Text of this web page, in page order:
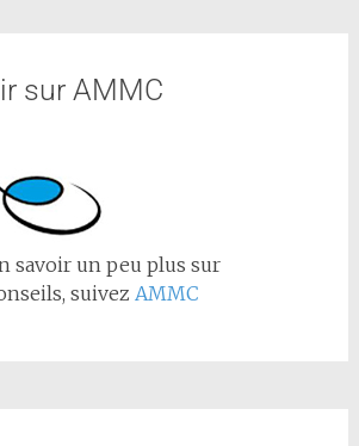
sur AMMC
savoir un peu plus sur
suivez AMMC